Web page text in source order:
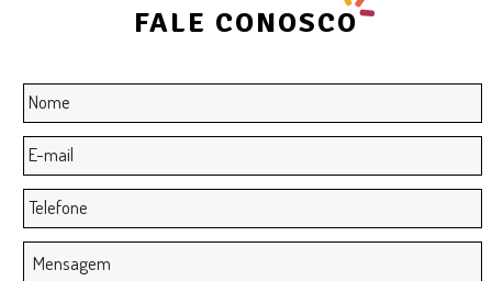
FALE CONOSCO
Nome *
E-
mail *
Telefone
Mensagem